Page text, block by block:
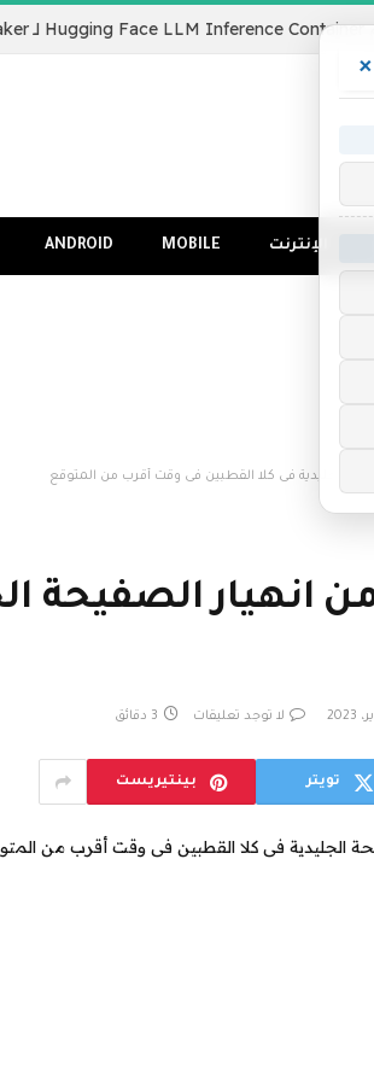
الإنترنت MOBILE
ANDROID
الجليدية فى كلا القطبين فى وقت أقرب من المتوقع
انهيار الصفيحة
لا توجد تعليقات 3 دقائق
تويتر بينتيريست
×